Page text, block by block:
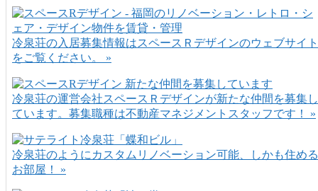
冷泉荘の入居募集情報はスペースＲデザインのウェブサイト
をご覧ください。 »
冷泉荘の運営会社スペースＲデザインが新たな仲間を募集し
ています。募集職種は不動産マネジメントスタッフです！ »
冷泉荘のようにカスタムリノベーション可能、しかも住める
お部屋！ »